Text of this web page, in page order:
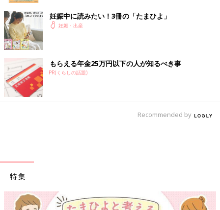
妊娠中に読みたい！3冊の「たまひよ」
妊娠・出産
もらえる年金25万円以下の人が知るべき事
PR(くらしの話題)
Recommended by
特集